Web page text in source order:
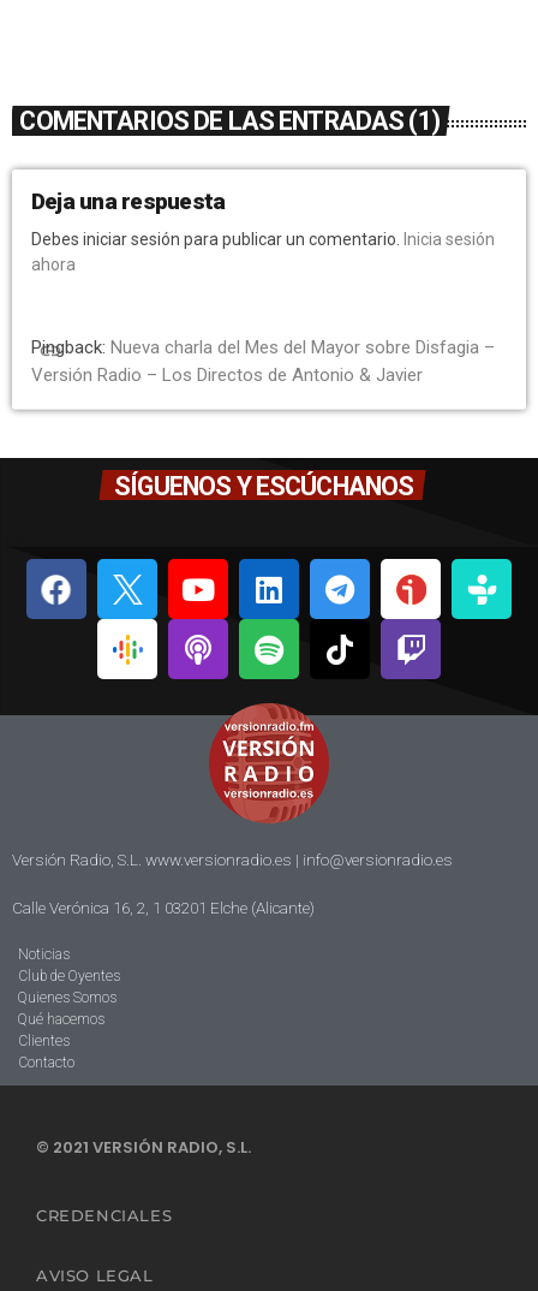
COMENTARIOS DE LAS ENTRADAS (1)
Deja una respuesta
Debes iniciar sesión para publicar un comentario.
Inicia sesión
ahora
link
Pingback: Nueva charla del Mes del Mayor sobre Disfagia –
Versión Radio – Los Directos de Antonio & Javier
SÍGUENOS Y ESCÚCHANOS
Versión Radio, S.L. www.versionradio.es | info@versionradio.es
Calle Verónica 16, 2, 1 03201 Elche (Alicante)
Noticias
Club de Oyentes
Quienes Somos
Qué hacemos
Clientes
Contacto
© 2021 VERSIÓN RADIO, S.L.
CREDENCIALES
AVISO LEGAL